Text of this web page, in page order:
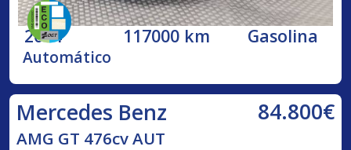
2014 117000 km Gasolina
Automático
Mercedes Benz 84.800€
AMG GT 476cv AUT